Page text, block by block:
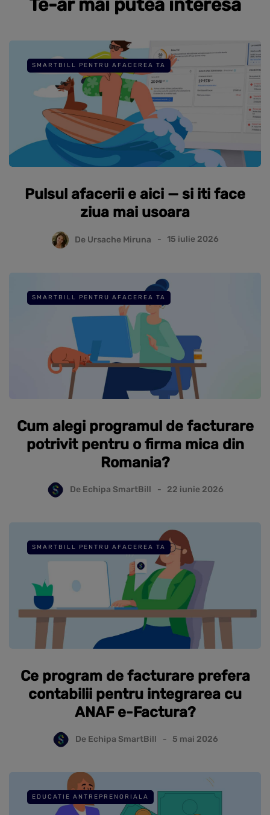
Te-ar mai putea interesa
SMARTBILL PENTRU AFACEREA TA
Pulsul afacerii e aici — si iti face
ziua mai usoara
De Ursache Miruna 15 iulie 2026
SMARTBILL PENTRU AFACEREA TA
Cum alegi programul de facturare
potrivit pentru o firma mica din
Romania?
De Echipa SmartBill 22 iunie 2026
SMARTBILL PENTRU AFACEREA TA
Ce program de facturare prefera
contabilii pentru integrarea cu
ANAF e-Factura?
De Echipa SmartBill 5 mai 2026
EDUCATIE ANTREPRENORIALA